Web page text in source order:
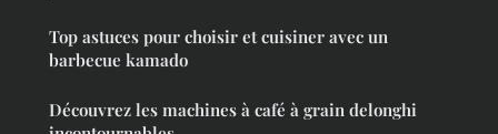
Top astuces pour choisir et cuisiner avec un
barbecue kamado
Découvrez les machines à café à grain delonghi